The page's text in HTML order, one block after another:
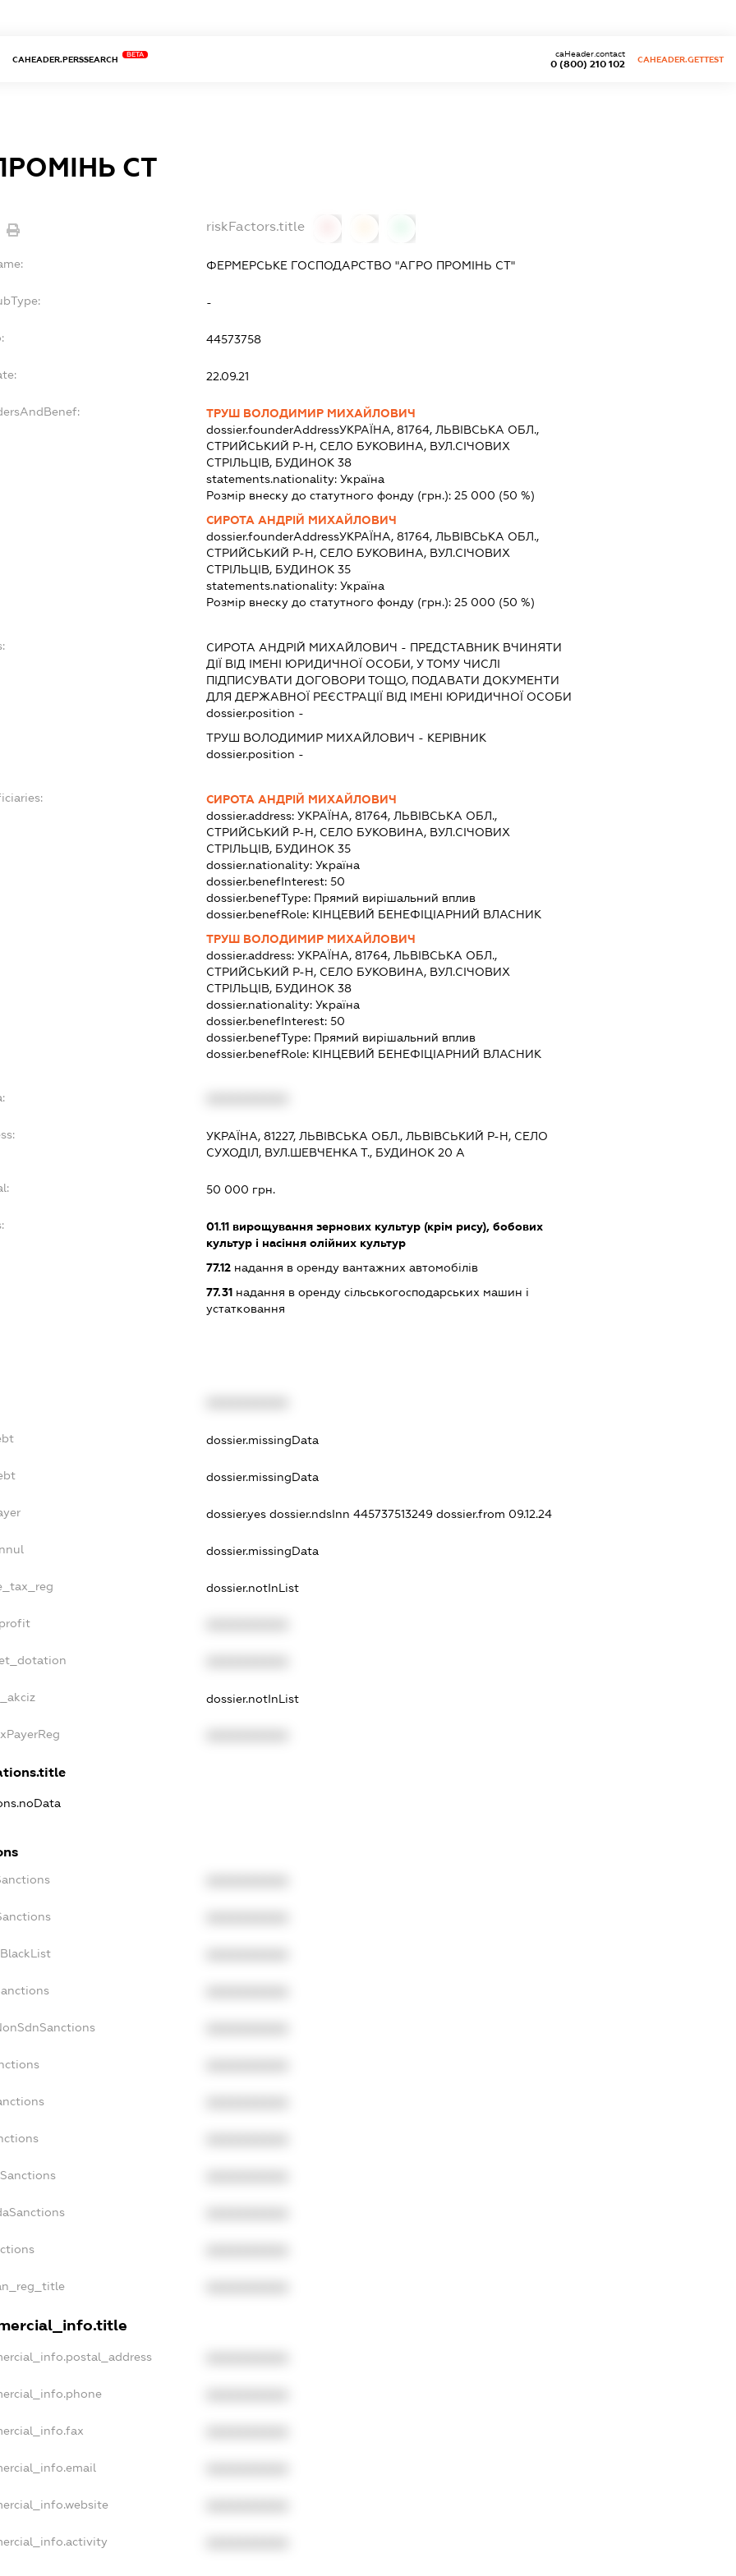
CAHEADER.PERSSEARCH
BETA
0 (800) 210 102
caHeader.contact
CAHEADER.GETTEST
СТ
riskFactors.title
ФЕРМЕРСЬКЕ ГОСПОДАРСТВО "АГРО ПРОМІНЬ СТ"
-
44573758
22.09.21
ТРУШ ВОЛОДИМИР МИХАЙЛОВИЧ
dossier.founderAddressУКРАЇНА, 81764, ЛЬВІВСЬКА ОБЛ.,
СТРИЙСЬКИЙ Р-Н, СЕЛО БУКОВИНА, ВУЛ.СІЧОВИХ
СТРІЛЬЦІВ, БУДИНОК 38
statements.nationality: Україна
Розмір внеску до статутного фонду (грн.): 25 000 (50 %)
СИРОТА АНДРІЙ МИХАЙЛОВИЧ
dossier.founderAddressУКРАЇНА, 81764, ЛЬВІВСЬКА ОБЛ.,
СТРИЙСЬКИЙ Р-Н, СЕЛО БУКОВИНА, ВУЛ.СІЧОВИХ
СТРІЛЬЦІВ, БУДИНОК 35
statements.nationality: Україна
Розмір внеску до статутного фонду (грн.): 25 000 (50 %)
СИРОТА АНДРІЙ МИХАЙЛОВИЧ - ПРЕДСТАВНИК ВЧИНЯТИ
ДІЇ ВІД ІМЕНІ ЮРИДИЧНОЇ ОСОБИ, У ТОМУ ЧИСЛІ
ПІДПИСУВАТИ ДОГОВОРИ ТОЩО, ПОДАВАТИ ДОКУМЕНТИ
ДЛЯ ДЕРЖАВНОЇ РЕЄСТРАЦІЇ ВІД ІМЕНІ ЮРИДИЧНОЇ ОСОБИ
dossier.position -
ТРУШ ВОЛОДИМИР МИХАЙЛОВИЧ - КЕРІВНИК
dossier.position -
СИРОТА АНДРІЙ МИХАЙЛОВИЧ
dossier.address: УКРАЇНА, 81764, ЛЬВІВСЬКА ОБЛ.,
СТРИЙСЬКИЙ Р-Н, СЕЛО БУКОВИНА, ВУЛ.СІЧОВИХ
СТРІЛЬЦІВ, БУДИНОК 35
dossier.nationality: Україна
dossier.benefInterest: 50
dossier.benefType: Прямий вирішальний вплив
dossier.benefRole: КІНЦЕВИЙ БЕНЕФІЦІАРНИЙ ВЛАСНИК
ТРУШ ВОЛОДИМИР МИХАЙЛОВИЧ
dossier.address: УКРАЇНА, 81764, ЛЬВІВСЬКА ОБЛ.,
СТРИЙСЬКИЙ Р-Н, СЕЛО БУКОВИНА, ВУЛ.СІЧОВИХ
СТРІЛЬЦІВ, БУДИНОК 38
dossier.nationality: Україна
dossier.benefInterest: 50
dossier.benefType: Прямий вирішальний вплив
dossier.benefRole: КІНЦЕВИЙ БЕНЕФІЦІАРНИЙ ВЛАСНИК
УКРАЇНА, 81227, ЛЬВІВСЬКА ОБЛ., ЛЬВІВСЬКИЙ Р-Н, СЕЛО
СУХОДІЛ, ВУЛ.ШЕВЧЕНКА Т., БУДИНОК 20 А
50 000 грн.
01.11вирощування зернових культур (крім рису), бобових
культур і насіння олійних культур
77.12надання в оренду вантажних автомобілів
77.31надання в оренду сільськогосподарських машин і
устатковання
dossier.missingData
dossier.missingData
dossier.yes dossier.ndsInn 445737513249 dossier.from 09.12.24
dossier.missingData
dossier.notInList
dossier.notInList